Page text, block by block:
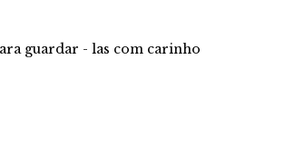
guardar - las com carinho